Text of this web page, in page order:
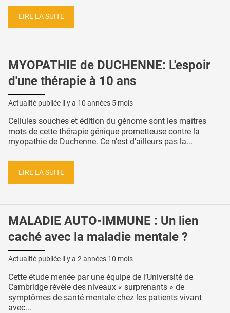
LIRE LA SUITE
MYOPATHIE de DUCHENNE: L'espoir
d'une thérapie à 10 ans
Actualité publiée il y a 10 années 5 mois
Cellules souches et édition du génome sont les maîtres
mots de cette thérapie génique prometteuse contre la
myopathie de Duchenne. Ce n’est d'ailleurs pas la...
LIRE LA SUITE
MALADIE AUTO-IMMUNE : Un lien
caché avec la maladie mentale ?
Actualité publiée il y a 2 années 10 mois
Cette étude menée par une équipe de l’Université de
Cambridge révèle des niveaux « surprenants » de
symptômes de santé mentale chez les patients vivant
avec...